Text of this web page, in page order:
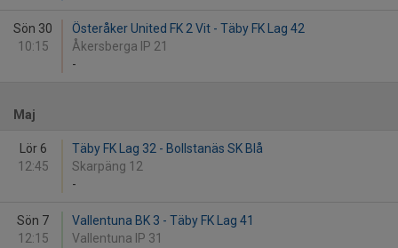
Sön 30
10:15
Österåker United FK 2 Vit - Täby FK Lag 42
Åkersberga IP 21
-
Maj
Lör 6
12:45
Täby FK Lag 32 - Bollstanäs SK Blå
Skarpäng 12
-
Sön 7
12:15
Vallentuna BK 3 - Täby FK Lag 41
Vallentuna IP 31